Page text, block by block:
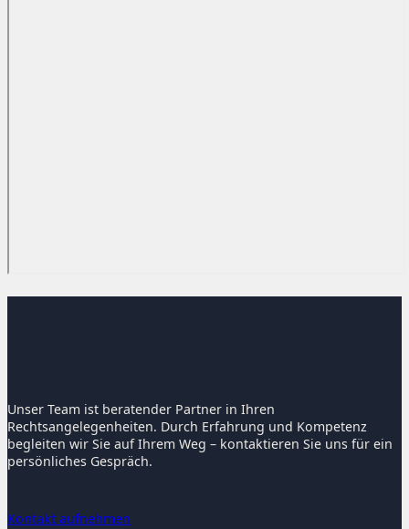
Unser Team ist beratender Partner in Ihren
Rechtsangelegenheiten. Durch Erfahrung und Kompetenz
begleiten wir Sie auf Ihrem Weg – kontaktieren Sie uns für ein
persönliches Gespräch.
Kontakt aufnehmen